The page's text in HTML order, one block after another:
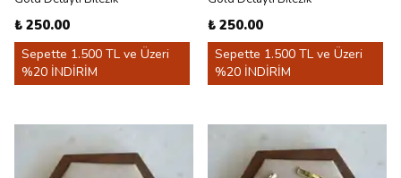
₺ 250.00
Sepette 1.500 TL ve Üzeri
%20 İNDİRİM
₺ 250.00
Sepette 1.500 TL ve Üzeri
%20 İNDİRİM